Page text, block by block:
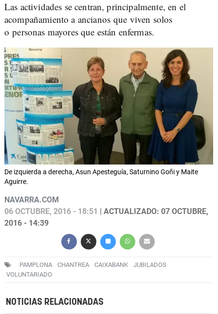
Las actividades se centran, principalmente, en el
acompañamiento a ancianos que viven solos
o personas mayores que están enfermas.
De izquierda a derecha, Asun Apesteguía, Saturnino Goñi y Maite
Aguirre.
NAVARRA.COM
06 OCTUBRE, 2016 - 18:51
| ACTUALIZADO: 07 OCTUBRE,
2016 - 14:39
PAMPLONA CHANTREA CAIXABANK
JUBILADOS
VOLUNTARIADO
NOTICIAS RELACIONADAS